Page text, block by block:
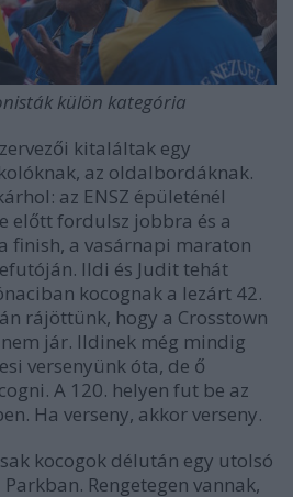
külön kategória
kitaláltak egy
az oldalbordáknak.
az ENSZ épületénél
előtt fordulsz jobbra és a
finish, a vasárnapi maraton
Ildi és Judit tehát
kocognak a lezárt 42.
rájöttünk, hogy a Crosstown
jár. Ildinek még mindig
versenyünk óta, de ő
A 120. helyen fut be az
Ha verseny, akkor verseny.
kocogok délután egy utolsó
Rengetegen vannak,